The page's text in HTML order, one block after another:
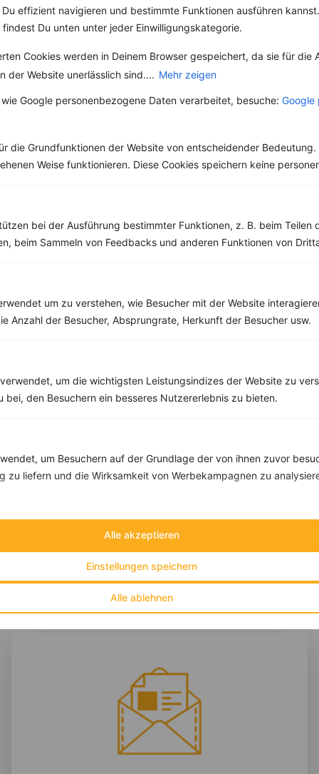
effizient navigieren und bestimmte Funktionen ausführen
Du unten unter jeder Einwilligungskategorie.
Cookies werden in Deinem Browser gespeichert, da sie für die
der Website unerlässlich sind.... Mehr zeigen
Google personenbezogene Daten verarbeitet, besuche: Google
die Grundfunktionen der Website von entscheidender Bedeutung.
Weise funktionieren. Diese Cookies speichern keine
bei der Ausführung bestimmter Funktionen, z. B. beim Teilen
beim Sammeln von Feedbacks und anderen Funktionen von
um zu verstehen, wie Besucher mit der Website
Anzahl der Besucher, Absprungrate, Herkunft der Besucher usw.
um die wichtigsten Leistungsindizes der Website zu
bei, den Besuchern ein besseres Nutzererlebnis zu bieten.
um Besuchern auf der Grundlage der von ihnen zuvor
zu liefern und die Wirksamkeit von Werbekampagnen zu
Alle ablehnen
Einstellungen speichern
Alle akzeptieren
Wirkung bei
Husten und
Erkältungen
Schnittlauch, auch
schoenoprasum“
Klassiker unter den
Kräutern. Er gehört zur
Wer Zitronen mag, hat
den Spruch „Sauer
gehört....
Kohlehydrate:56 g
Rezepte mit 400 bis 500 kcal
Rezepte
‹ ›
Kalorien:475 kcal